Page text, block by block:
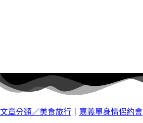
文章分類／美食旅行 嘉義單身情侶約會